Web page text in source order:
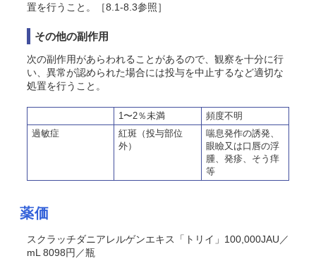
置を行うこと。［8.1-8.3参照］
その他の副作用
次の副作用があらわれることがあるので、観察を十分に行
い、異常が認められた場合には投与を中止するなど適切な
処置を行うこと。
1〜2％未満
頻度不明
過敏症
紅斑（投与部位
外）
喘息発作の誘発、
眼瞼又は口唇の浮
腫、発疹、そう痒
等
薬価
スクラッチダニアレルゲンエキス「トリイ」100,000JAU／
mL 8098円／瓶